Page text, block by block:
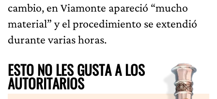
cambio, en Viamonte apareció “mucho
material” y el procedimiento se extendió
durante varias horas.
ESTO NO LES GUSTA A LOS
AUTORITARIOS